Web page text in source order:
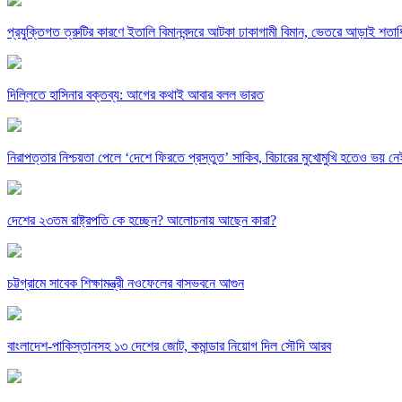
প্রযুক্তিগত ত্রুটির কারণে ইতালি বিমানবন্দরে আটকা ঢাকাগামী বিমান, ভেতরে আড়াই
দিল্লিতে হাসিনার বক্তব্য: আগের কথাই আবার বলল ভারত
নিরাপত্তার নিশ্চয়তা পেলে ‘দেশে ফিরতে প্রস্তুত’ সাকিব, বিচারের মুখোমুখি হতেও ভয়
দেশের ২৩তম রাষ্ট্রপতি কে হচ্ছেন? আলোচনায় আছেন কারা?
চট্টগ্রামে সাবেক শিক্ষামন্ত্রী নওফেলের বাসভবনে আগুন
বাংলাদেশ-পাকিস্তানসহ ১৩ দেশের জোট, কমান্ডার নিয়োগ দিল সৌদি আরব